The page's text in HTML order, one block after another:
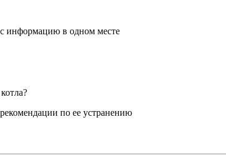
информацию в одном месте
по ее устранению